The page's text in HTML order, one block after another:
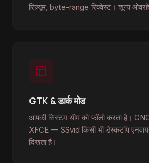
रिज़्यूम, byte-range रिक्वेस्ट। शून्य
GTK & डार्क मोड
आपकी सिस्टम थीम को फॉलो करता है।
XFCE — SSvid किसी भी डेस्कटॉप
दिखता है।